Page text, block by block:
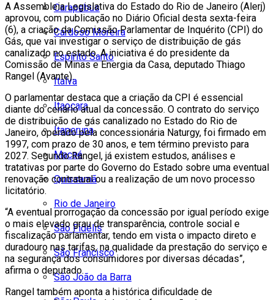
Carapebus
Cardoso Moreira
Espírito Santo
Italva
Itaocara
Itaperuna
Macaé
Quissamã
Rio de Janeiro
São Fidélis
São Francisco
São João da Barra
A Assembleia Legislativa do Estado do Rio de Janeiro (Alerj)
aprovou, com publicação no Diário Oficial desta sexta-feira
(6), a criação da Comissão Parlamentar de Inquérito (CPI) do
Gás, que vai investigar o serviço de distribuição de gás
canalizado no estado. A iniciativa é do presidente da
Comissão de Minas e Energia da Casa, deputado Thiago
Rangel (Avante).
O parlamentar destaca que a criação da CPI é essencial
diante do cenário atual da concessão. O contrato do serviço
de distribuição de gás canalizado no Estado do Rio de
Janeiro, operado pela concessionária Naturgy, foi firmado em
1997, com prazo de 30 anos, e tem término previsto para
2027. Segundo Rangel, já existem estudos, análises e
tratativas por parte do Governo do Estado sobre uma eventual
renovação contratual ou a realização de um novo processo
licitatório.
“A eventual prorrogação da concessão por igual período exige
o mais elevado grau de transparência, controle social e
fiscalização parlamentar, tendo em vista o impacto direto e
duradouro nas tarifas, na qualidade da prestação do serviço e
na segurança dos consumidores por diversas décadas”,
afirma o deputado.
Rangel também aponta a histórica dificuldade de